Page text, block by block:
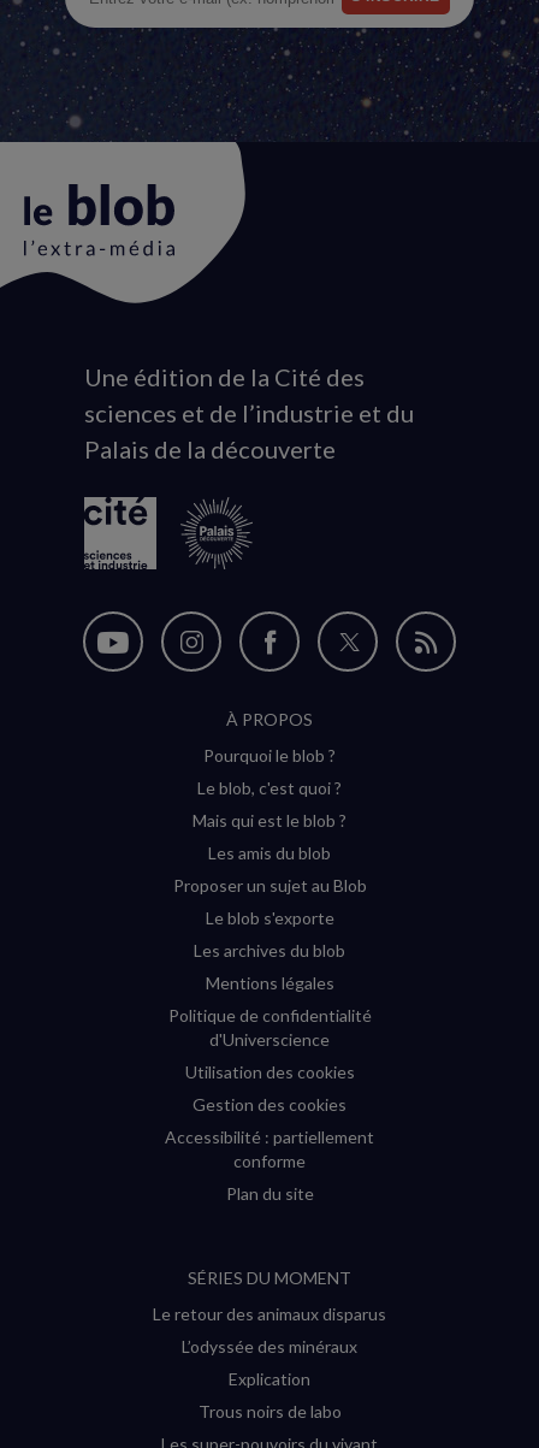
Animation
du
logo
Une édition de la Cité des
sciences et de l’industrie et du
Palais de la découverte
Nous
Nous
Instagram
(nouvelle
Nous
sur
Facebook
(nouvelle
Nous
Flux
À PROPOS
Pourquoi le blob ?
Le blob, c'est quoi ?
Mais qui est le blob ?
Les amis du blob
Proposer un sujet au Blob
Le blob s'exporte
Les archives du blob
Mentions légales
Politique de confidentialité
d'Universcience
Utilisation des cookies
Gestion des cookies
Accessibilité : partiellement
conforme
Plan du site
SÉRIES DU MOMENT
Le retour des animaux disparus
L’odyssée des minéraux
Explication
Trous noirs de labo
Les super-pouvoirs du vivant